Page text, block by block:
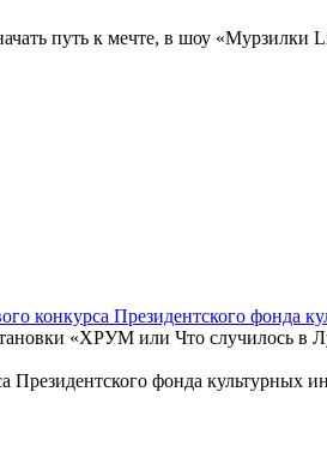
путь к мечте, в шоу «Мурзилки
конкурса Президентского фонда
«ХРУМ или Что случилось в
Президентского фонда культурных